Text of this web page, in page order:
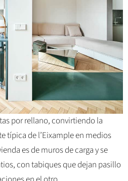
por rellano, convirtiendo la
típica de l’Eixample en medios
es de muros de carga y se
con tabiques que dejan pasillo